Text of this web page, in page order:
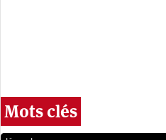
Mots clés